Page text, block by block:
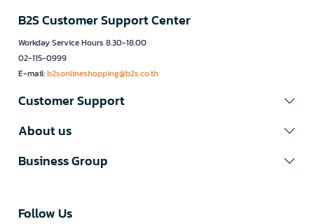
B2S Customer Support Center
Workday Service Hours 8.30-18.00
02-115-0999
E-mail:b2sonlineshopping@b2s.co.th
Customer Support
About us
Business Group
Follow Us​